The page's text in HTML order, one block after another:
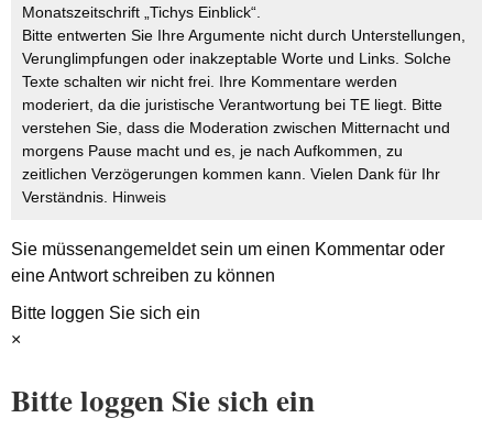
Monatszeitschrift „Tichys Einblick“.
Bitte entwerten Sie Ihre Argumente nicht durch Unterstellungen,
Verunglimpfungen oder inakzeptable Worte und Links. Solche
Texte schalten wir nicht frei. Ihre Kommentare werden
moderiert, da die juristische Verantwortung bei TE liegt. Bitte
verstehen Sie, dass die Moderation zwischen Mitternacht und
morgens Pause macht und es, je nach Aufkommen, zu
zeitlichen Verzögerungen kommen kann. Vielen Dank für Ihr
Verständnis. Hinweis
Sie müssenangemeldetsein um einen Kommentar oder
eine Antwort schreiben zu können
Bitte loggen Sie sich ein
×
Bitte loggen Sie sich ein